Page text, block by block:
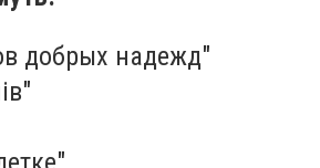
добрых надежд"